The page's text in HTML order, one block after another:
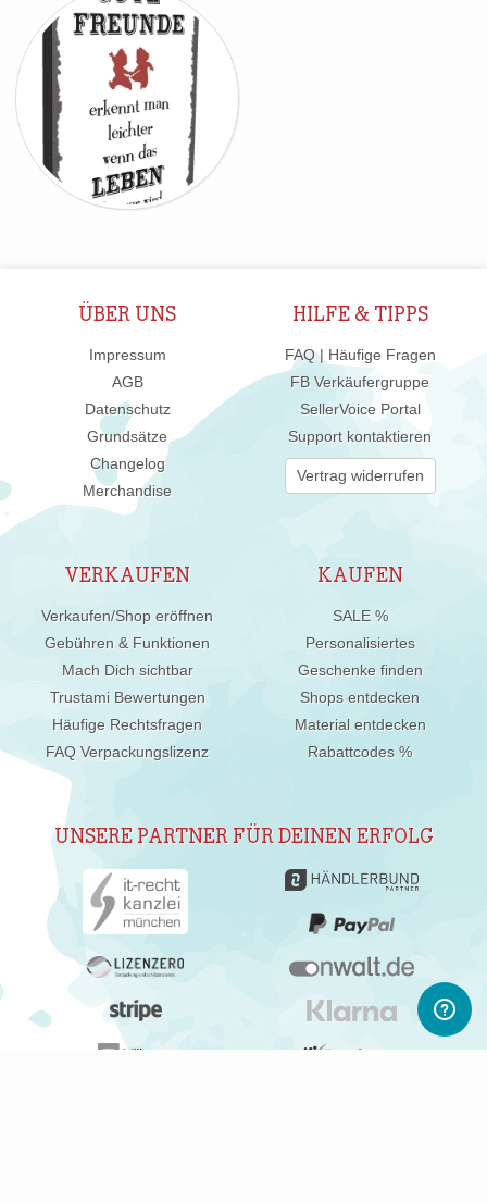
ÜBER UNS
Impressum
AGB
Datenschutz
Grundsätze
Changelog
Merchandise
HILFE & TIPPS
FAQ | Häufige Fragen
FB Verkäufergruppe
SellerVoice Portal
Support kontaktieren
Vertrag widerrufen
VERKAUFEN
Verkaufen/Shop eröffnen
Gebühren & Funktionen
Mach Dich sichtbar
Trustami Bewertungen
Häufige Rechtsfragen
FAQ Verpackungslizenz
KAUFEN
SALE %
Personalisiertes
Geschenke finden
Shops entdecken
Material entdecken
Rabattcodes %
UNSERE PARTNER FÜR DEINEN ERFOLG